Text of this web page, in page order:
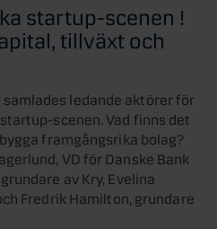
startup-scenen !
tillväxt och
samlades ledande aktörer för
scenen. Vad finns det
framgångsrika bolag?
VD för Danske Bank
av Kry, Evelina
Fredrik Hamilton, grundare